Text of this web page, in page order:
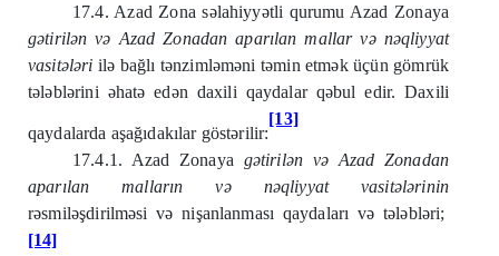
17.4. Azad Zona səlahiyyətli qurumu Azad Zonaya
gətirilən və Azad Zonadan aparılan mallar və nəqliyyat
vasitələri ilə bağlı tənzimləməni təmin etmək üçün gömrük
tələblərini əhatə edən daxili qaydalar qəbul edir. Daxili
qaydalarda aşağıdakılar göstərilir:
[13]
17.4.1. Azad Zonaya gətirilən və Azad Zonadan
aparılan malların və nəqliyyat vasitələrinin
rəsmiləşdirilməsi və nişanlanması qaydaları və tələbləri;
[14]